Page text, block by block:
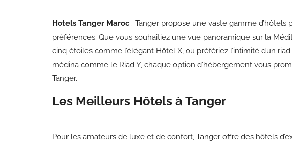
Hotels Tanger Maroc : Tanger propose une vaste gamme
préférences. Que vous souhaitiez une vue panoramique sur la
cinq étoiles comme l’élégant Hôtel X, ou préfériez l’intimité d’un
médina comme le Riad Y, chaque option d’hébergement vous
Tanger.
Les Meilleurs Hôtels à Tanger
Pour les amateurs de luxe et de confort, Tanger offre des hôtels